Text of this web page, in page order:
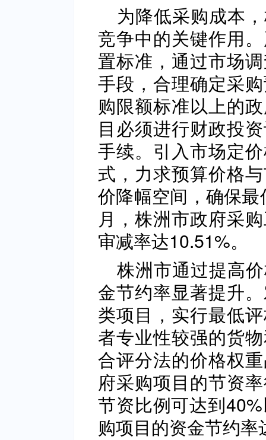
为降低采购成本
竞争中的关键作用
置标准，通过市场
手段，合理确定采
购限额标准以上的
目必须进行财政投
手续。引入市场定
式，力求预算价格
价降幅空间，确保
月，株洲市政府采
审减率达10.51%。
株洲市通过提高
金节约率显著提升
类项目，实行最低
者专业性较强的货
合评分法的价格权
府采购项目的节资
节资比例可达到
购项目的资金节约